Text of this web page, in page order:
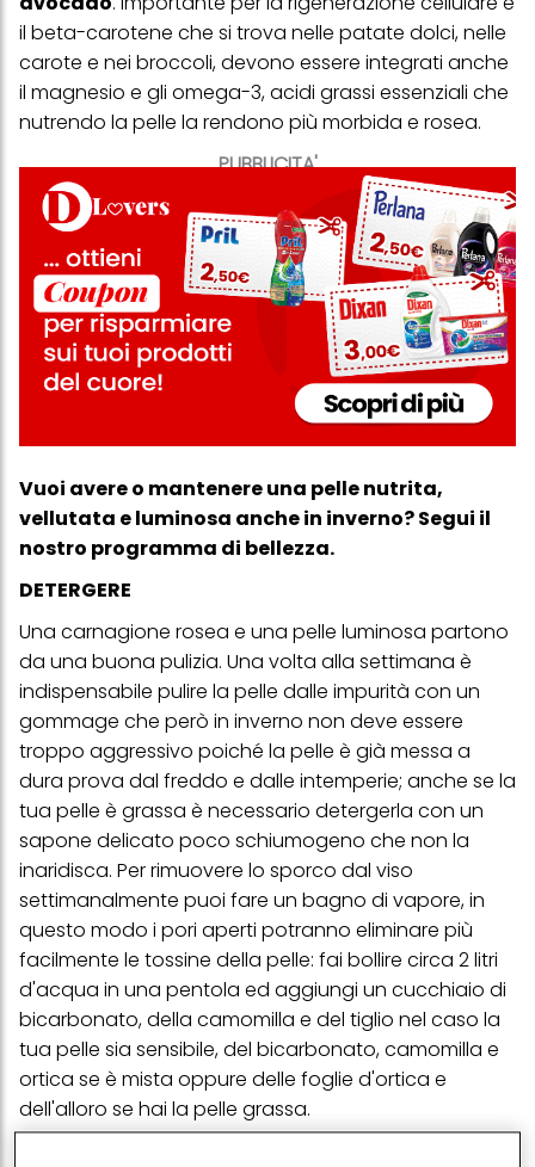
PUBBLICITA'
il beta-carotene che si trova nelle patate dolci, nelle
carote e nei broccoli, devono essere integrati anche
il magnesio e gli omega-3, acidi grassi essenziali che
nutrendo la pelle la rendono più morbida e rosea.
Vuoi avere o mantenere una pelle nutrita,
vellutata e luminosa anche in inverno? Segui il
nostro programma di bellezza.
DETERGERE
Una carnagione rosea e una pelle luminosa partono
da una buona pulizia. Una volta alla settimana è
indispensabile pulire la pelle dalle impurità con un
gommage che però in inverno non deve essere
troppo aggressivo poiché la pelle è già messa a
dura prova dal freddo e dalle intemperie; anche se la
tua pelle è grassa è necessario detergerla con un
sapone delicato poco schiumogeno che non la
inaridisca. Per rimuovere lo sporco dal viso
settimanalmente puoi fare un bagno di vapore, in
questo modo i pori aperti potranno eliminare più
facilmente le tossine della pelle: fai bollire circa 2 litri
d'acqua in una pentola ed aggiungi un cucchiaio di
bicarbonato, della camomilla e del tiglio nel caso la
tua pelle sia sensibile, del bicarbonato, camomilla e
ortica se è mista oppure delle foglie d'ortica e
dell'alloro se hai la pelle grassa.